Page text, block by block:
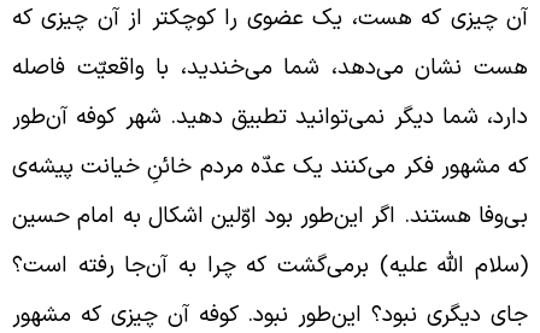
چیزی که هست، یک عضوی را کوچکتر از آن‌ چیزی که
نشان می‌دهد، شما می‌خندید، با واقعیّت فاصله
شما دیگر نمی‌توانید تطبیق دهید. شهر کوفه آن‌طور
مشهور فکر می‌کنند یک عدّه مردم خائنِ خیانت پیشه‌ی
هستند. اگر این‌طور بود اوّلین اشکال به امام حسین
الله علیه) برمی‌گشت که چرا به آن‌جا رفته است؟
دیگری نبود؟ این‌طور نبود. کوفه آن چیزی که مشهور